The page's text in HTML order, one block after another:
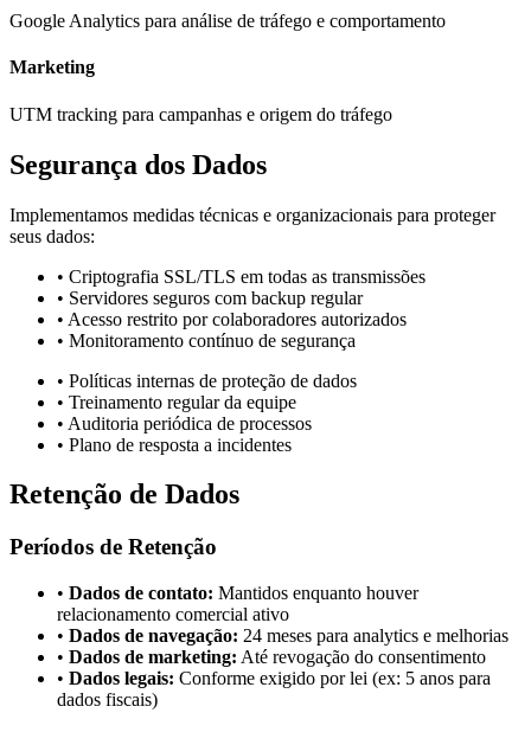
Google Analytics para análise de tráfego e comportamento
Marketing
UTM tracking para campanhas e origem do tráfego
Segurança dos Dados
Implementamos medidas técnicas e organizacionais para proteger
seus dados:
• Criptografia SSL/TLS em todas as transmissões
• Servidores seguros com backup regular
• Acesso restrito por colaboradores autorizados
• Monitoramento contínuo de segurança
• Políticas internas de proteção de dados
• Treinamento regular da equipe
• Auditoria periódica de processos
• Plano de resposta a incidentes
Retenção de Dados
Períodos de Retenção
• Dados de contato: Mantidos enquanto houver
relacionamento comercial ativo
• Dados de navegação: 24 meses para analytics e melhorias
• Dados de marketing: Até revogação do consentimento
• Dados legais: Conforme exigido por lei (ex: 5 anos para
dados fiscais)